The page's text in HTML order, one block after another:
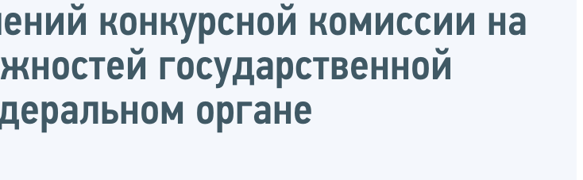
конкурсной комиссии на
государственной
органе